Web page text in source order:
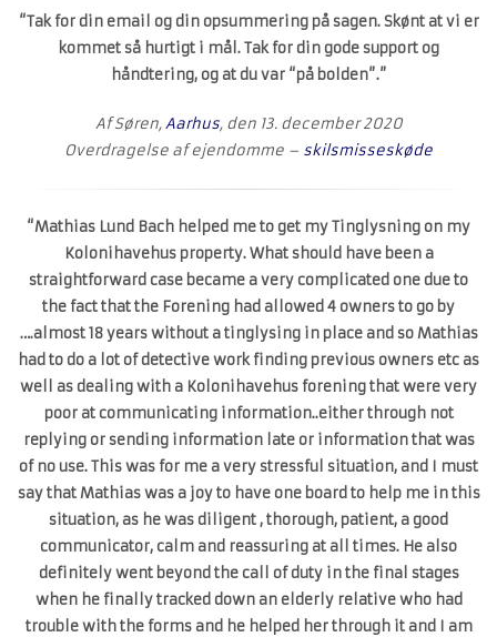
“Tak for din email og din opsummering på sagen. Skønt at vi er
kommet så hurtigt i mål. Tak for din gode support og
håndtering, og at du var “på bolden”.”
Af Søren,Aarhus, den 13. december 2020
Overdragelse af ejendomme – skilsmisseskøde
“Mathias Lund Bach helped me to get my Tinglysning on my
Kolonihavehus property. What should have been a
straightforward case became a very complicated one due to
the fact that the Forening had allowed 4 owners to go by
….almost 18 years without a tinglysing in place and so Mathias
had to do a lot of detective work finding previous owners etc as
well as dealing with a Kolonihavehus forening that were very
poor at communicating information..either through not
replying or sending information late or information that was
of no use. This was for me a very stressful situation, and I must
say that Mathias was a joy to have one board to help me in this
situation, as he was diligent , thorough, patient, a good
communicator, calm and reassuring at all times. He also
definitely went beyond the call of duty in the final stages
when he finally tracked down an elderly relative who had
trouble with the forms and he helped her through it and I am